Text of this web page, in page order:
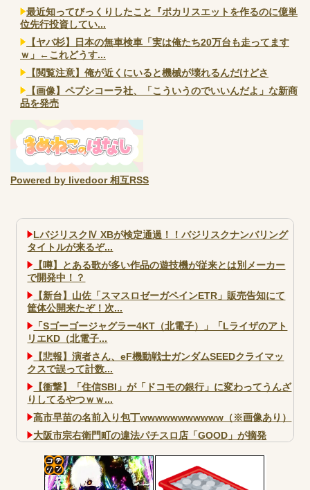
最近知ってびっくりしたこと『ポカリスエットを作るのに億単
位先行投資してい...
【ヤバ杉】日本の無車検車「実は俺たち20万台も走ってます
ｗ」←これどうす...
【閲覧注意】俺が近くにいると機械が壊れるんだけどさ
【画像】ペプシコーラ社、「こういうのでいいんだよ」な新商
品を発売
Powered by livedoor 相互RSS
LバジリスクⅣ XBが検定通過！！バジリスクナンバリング
タイトルが来るぞ...
【噂】とある歌が多い作品の遊技機が従来とは別メーカー
で開発中！？
【新台】山佐「スマスロゼーガペインETR」販売告知にて
筐体公開来たぞ！次...
「Sゴーゴージャグラー4KT（北電子）」「Lライザのアト
リエKD（北電子...
【悲報】演者さん、eF機動戦士ガンダムSEEDクライマッ
クスで誤って計数...
【衝撃】「住信SBI」が「ドコモの銀行」に変わってうんざ
りしてるやつｗｗ...
高市早苗の名前入り包丁wwwwwwwwwww（※画像あり）
大阪市宗右衛門町の違法パチスロ店「GOOD」が摘発
パチンコで人気のないキャラを青色担当にするのやめろや
ワイ、パチンコ屋店員の目の前で会員カードを握り潰し
「今までありがとう」と...
コテ